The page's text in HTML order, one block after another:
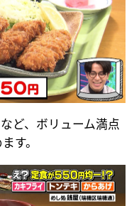
ど、ボリューム満点
す。